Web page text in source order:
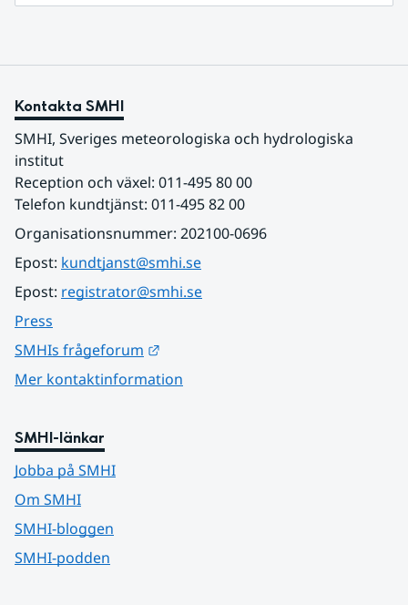
Kontakta SMHI
SMHI, Sveriges meteorologiska och hydrologiska
institut
Reception och växel: 011-495 80 00
Telefon kundtjänst: 011-495 82 00
Organisationsnummer: 202100-0696
Epost: kundtjanst@smhi.se
Epost: registrator@smhi.se
Press
SMHIs frågeforum
Mer kontaktinformation
SMHI-länkar
Jobba på SMHI
Om SMHI
SMHI-bloggen
SMHI-podden